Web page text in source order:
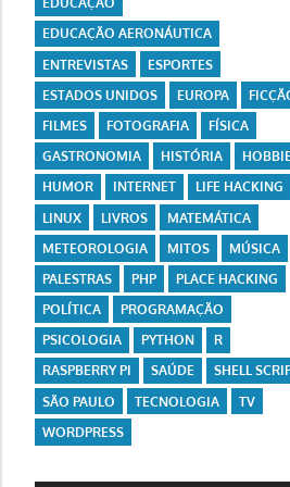
EDUCAÇÃO AERONÁUTICA
ENTREVISTAS
ESPORTES
ESTADOS UNIDOS
EUROPA
FILMES
FOTOGRAFIA
FÍSICA
GASTRONOMIA
HISTÓRIA
HUMOR
INTERNET
LIFE HACKING
LINUX
LIVROS
MATEMÁTICA
METEOROLOGIA
MITOS
MÚSICA
PALESTRAS
PHP
PLACE HACKING
POLÍTICA
PROGRAMAÇÃO
PSICOLOGIA
PYTHON
R
RASPBERRY PI
SAÚDE
SHELL
SÃO PAULO
TECNOLOGIA
TV
WORDPRESS